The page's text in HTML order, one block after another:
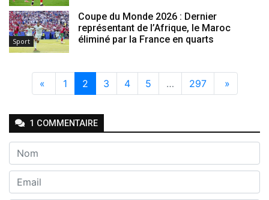
Sport
Coupe du Monde 2026 : Dernier
représentant de l’Afrique, le Maroc
éliminé par la France en quarts
« 1 2 3 4 5 … 297 »
1 COMMENTAIRE